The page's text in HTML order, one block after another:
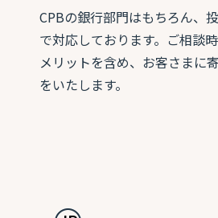
CPBの銀行部門はもちろん、
で対応しております。ご相談
メリットを含め、お客さまに
をいたします。